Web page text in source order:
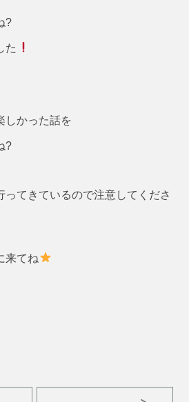
?
た
しかった話を
?
ってきているので注意してくださ
来てね